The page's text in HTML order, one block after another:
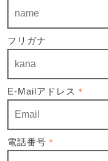
フリガナ
E-Mailアドレス ＊
電話番号 ＊